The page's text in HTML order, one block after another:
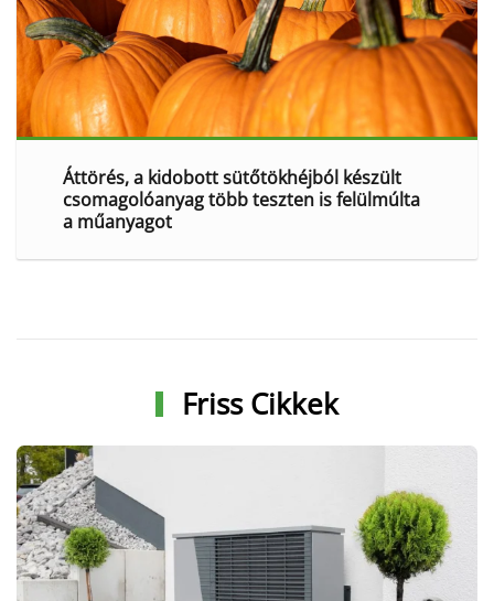
Áttörés, a kidobott sütőtökhéjból készült
csomagolóanyag több teszten is felülmúlta
a műanyagot
Friss Cikkek